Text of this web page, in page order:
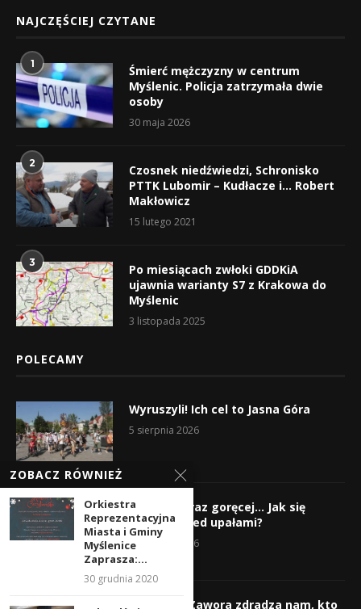
NAJCZĘŚCIEJ CZYTANE
1
Śmierć mężczyzny w centrum
Myślenic. Policja zatrzymała dwie
osoby
30 maja 2026
2
Czosnek niedźwiedzi, Schronisko
PTTK Lubomir – Kudłacze i… Robert
Makłowicz
15 lutego 2021
3
Po miesiącach zwłoki GDDKiA
ujawnia warianty S7 z Krakowa do
Myślenic
3 listopada 2025
POLECAMY
Wyruszyli! Ich cel to Jasna Góra
5 sierpnia 2026
Gorąco, coraz goręcej… Jak się
chronić przed upałami?
4 sierpnia 2026
Krzysztof Zawora zdradza nam, kto
ZOBACZ RÓWNIEŻ
Orkiestra
Reprezentacyjna
Miasta i Gminy
Myślenice
Zaprasza:...
30 grudnia 2020